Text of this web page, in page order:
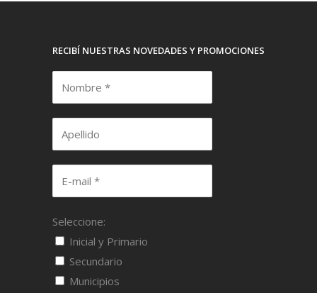
RECIBÍ NUESTRAS NOVEDADES Y PROMOCIONES
Seleccione:
Inicial y Primario
Secundario
Municipios